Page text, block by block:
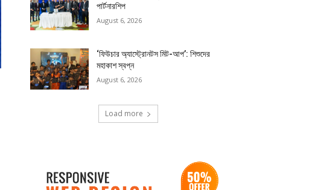
পার্টনারশিপ
August 6, 2026
‘ফিউচার অ্যাস্ট্রোনটস মিট-আপ’: শিশুদের
মহাকাশ স্বপ্ন
August 6, 2026
Load more